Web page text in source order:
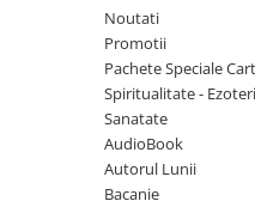
Chiromantie
Dezvoltare Spirituala
KidConnection
Minte Corp
New Illuminati Files
Noutati
Promotii
Pachete Speciale
Spiritualitate -
Sanatate
AudioBook
Autorul Lunii
Bacanie